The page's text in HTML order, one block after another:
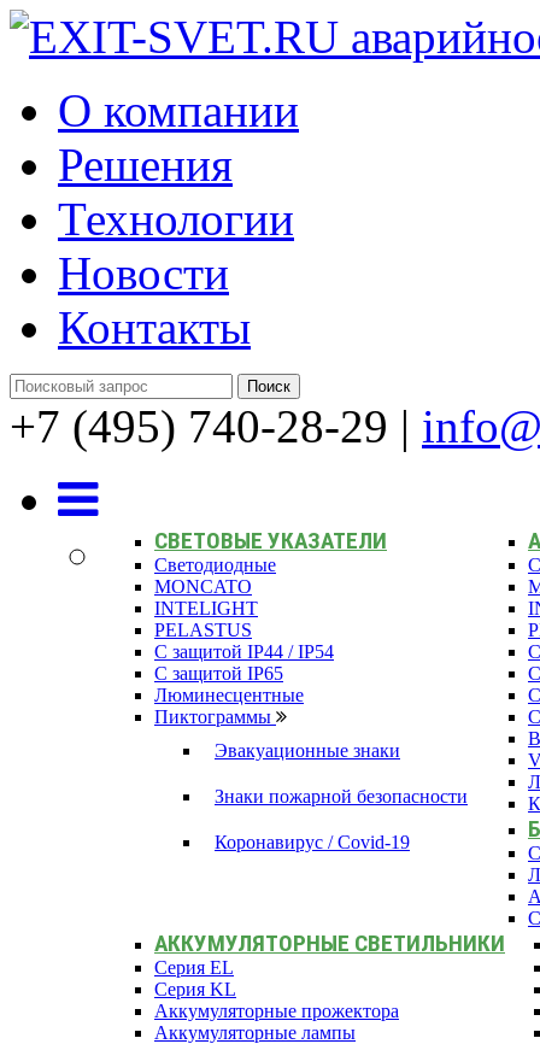
О компании
Решения
Технологии
Новости
Контакты
+7 (495) 740-28-29 |
СВЕТОВЫЕ УКАЗАТЕЛИ
Светодиодные
MONCATO
INTELIGHT
PELASTUS
С защитой IP44 / IP54
С защитой IP65
Люминесцентные
Пиктограммы
Эвакуационные знаки
Знаки пожарной безопасности
Коронавирус / Covid-19
АККУМУЛЯТОРНЫЕ СВЕТИЛЬНИКИ
Серия EL
Серия KL
Аккумуляторные прожектора
Аккумуляторные лампы